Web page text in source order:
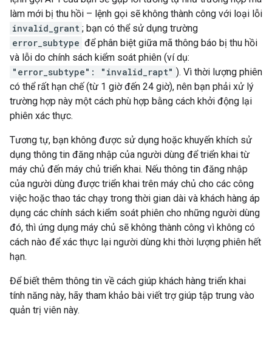
làm mới bị thu hồi – lệnh gọi sẽ không thành công với loại lỗi
invalid_grant ; bạn có thể sử dụng trường
error_subtype để phân biệt giữa mã thông báo bị thu hồi
và lỗi do chính sách kiểm soát phiên (ví dụ:
"error_subtype": "invalid_rapt" ). Vì thời lượng phiên
có thể rất hạn chế (từ 1 giờ đến 24 giờ), nên bạn phải xử lý
trường hợp này một cách phù hợp bằng cách khởi động lại
phiên xác thực.
Tương tự, bạn không được sử dụng hoặc khuyến khích sử
dụng thông tin đăng nhập của người dùng để triển khai từ
máy chủ đến máy chủ triển khai. Nếu thông tin đăng nhập
của người dùng được triển khai trên máy chủ cho các công
việc hoặc thao tác chạy trong thời gian dài và khách hàng áp
dụng các chính sách kiểm soát phiên cho những người dùng
đó, thì ứng dụng máy chủ sẽ không thành công vì không có
cách nào để xác thực lại người dùng khi thời lượng phiên hết
hạn.
Để biết thêm thông tin về cách giúp khách hàng triển khai
tính năng này, hãy tham khảo bài viết trợ giúp tập trung vào
quản trị viên này.